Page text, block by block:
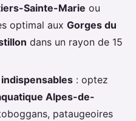
Sainte-Marie ou
optimal aux Gorges du
dans un rayon de 15
: optez
Alpes-de-
pataugeoires